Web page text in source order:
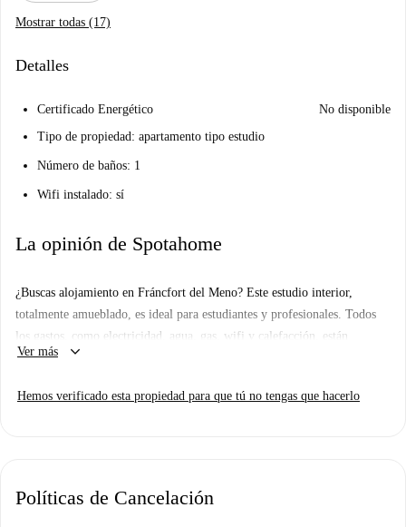
Mostrar todas (17)
Detalles
Certificado Energético
No disponible
Tipo de propiedad: apartamento tipo estudio
Número de baños: 1
Wifi instalado: sí
La opinión de Spotahome
¿Buscas alojamiento en Fráncfort del Meno? Este estudio interior,
totalmente amueblado, es ideal para estudiantes y profesionales. Todos
los gastos, como electricidad, agua, gas, wifi y calefacción, están
incluidos en el alquiler. Además, cuenta con ascensor, servicio de
lavadora, secadora, lavavajillas, horno y TV. Se ofrece limpieza
Ubicado en Taunusstraße, el estudio ofrece proximidad a importantes
Ver más keyboard_arrow_down
Hemos verificado esta propiedad para que tú no tengas que hacerlo
Políticas de Cancelación